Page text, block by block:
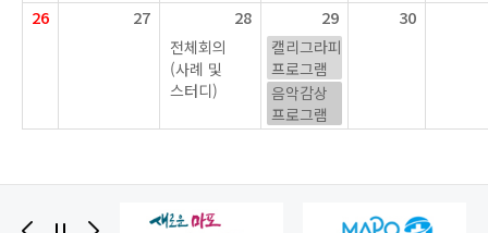
26 27 28
전체회의
(사례 및
스터디)
29
캘리그라피
프로그램
음악감상
프로그램
30